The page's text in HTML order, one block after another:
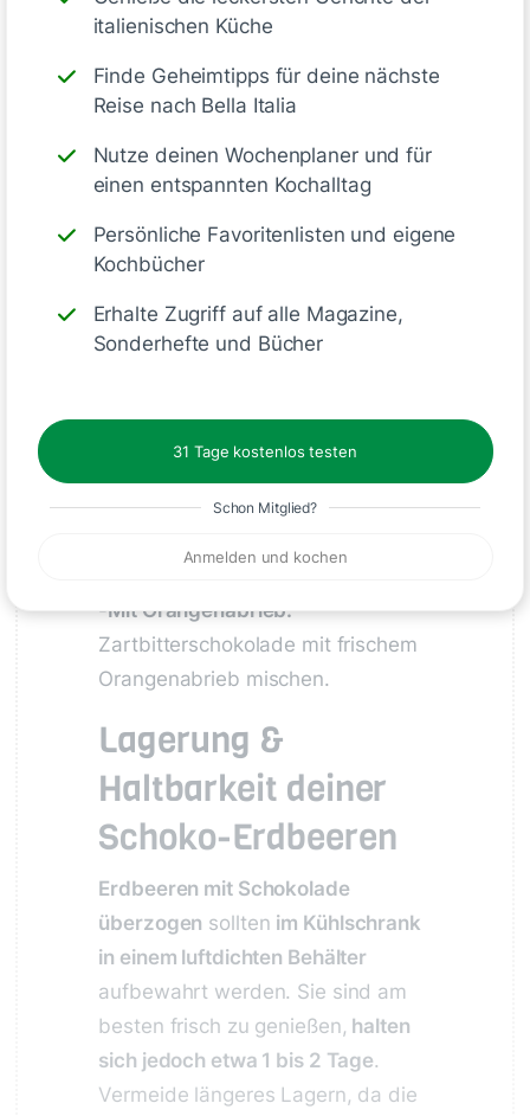
italienischen Küche
Finde Geheimtipps für deine nächste
Reise nach Bella Italia
Nutze deinen Wochenplaner und für
einen entspannten Kochalltag
Persönliche Favoritenlisten und eigene
Kochbücher
Erhalte Zugriff auf alle Magazine,
Sonderhefte und Bücher
31 Tage kostenlos testen
Schon Mitglied?
Anmelden und kochen
langsam bei niedriger Temperatur
schmelzen,
um Klumpen zu
vermeiden .
2.Rühren: Regelmäßig umrühren
für einegleichmäßige Konsistenz
Köstliche
Variationen für
Schokoerdbeeren
Mit Amaretto: Weiße Schokolade
mit etwas Amaretto verfeinern.
-Mit Orangenabrieb:
Zartbitterschokolade mit frischem
Orangenabrieb mischen.
Lagerung &
Haltbarkeit deiner
Schoko-Erdbeeren
Erdbeeren mit Schokolade
überzogen sollten im Kühlschrank
in einem luftdichten Behälter
aufbewahrt werden. Sie sind am
besten frisch zu genießen, halten
sich jedoch etwa 1 bis 2 Tage.
Vermeide längeres Lagern, da die